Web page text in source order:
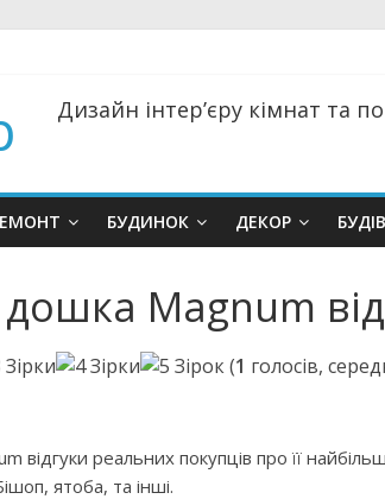
Дизайн інтер’єру кімнат та
БУДИНОК ДЕКОР
Magnum
(1 голосів,
відгуки реальних покупців про її
ятоба, та інші.